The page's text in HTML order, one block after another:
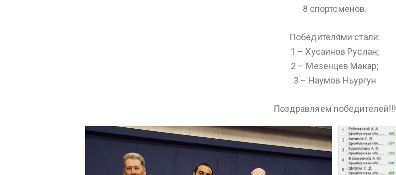
8 спортсменов.
Победителями стали:
1 – Хусаинов Руслан;
2 – Мезенцев Макар;
3 – Наумов Ньургун
Поздравляем победителей!!!